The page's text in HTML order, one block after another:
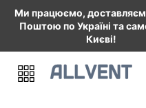
Ми працюємо,
Поштою по Україні та
Києві!